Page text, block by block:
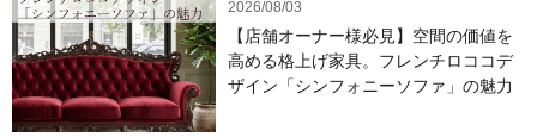
2026/08/03
【店舗オーナー様必見】空間の価値を
高める格上げ家具。フレンチロココデ
ザイン「シンフォニーソファ」の魅力